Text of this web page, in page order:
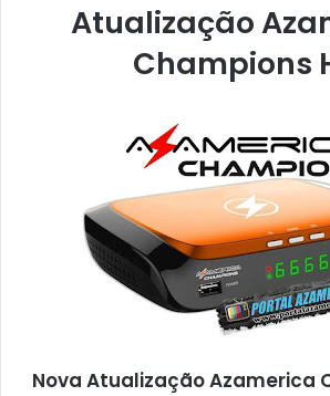
e
u
-
m
l
Atualização
Champions
Nova AtualizaçãoAzamerica